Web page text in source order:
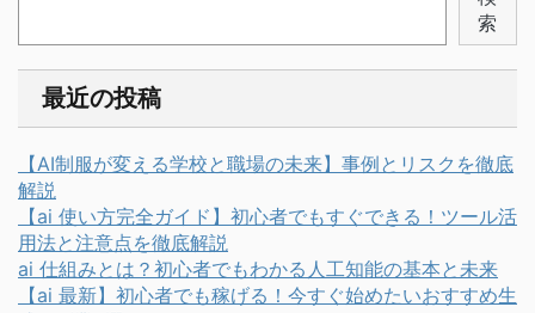
索
最近の投稿
【AI制服が変える学校と職場の未来】事例とリスクを徹底
解説
【ai 使い方完全ガイド】初心者でもすぐできる！ツール活
用法と注意点を徹底解説
ai 仕組みとは？初心者でもわかる人工知能の基本と未来
【ai 最新】初心者でも稼げる！今すぐ始めたいおすすめ生